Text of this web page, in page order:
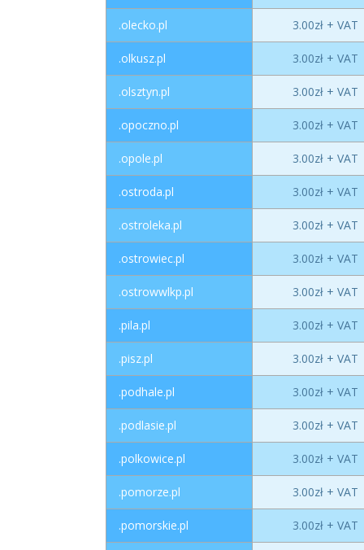
.olecko.pl 3.00zł + VAT
.olkusz.pl 3.00zł + VAT
.olsztyn.pl 3.00zł + VAT
.opoczno.pl 3.00zł + VAT
.opole.pl 3.00zł + VAT
.ostroda.pl 3.00zł + VAT
.ostroleka.pl 3.00zł + VAT
.ostrowiec.pl 3.00zł + VAT
.ostrowwlkp.pl 3.00zł + VAT
.pila.pl 3.00zł + VAT
.pisz.pl 3.00zł + VAT
.podhale.pl 3.00zł + VAT
.podlasie.pl 3.00zł + VAT
.polkowice.pl 3.00zł + VAT
.pomorze.pl 3.00zł + VAT
.pomorskie.pl 3.00zł + VAT